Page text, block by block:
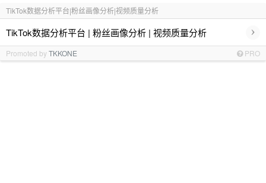
TikTok数据分析平台|粉丝画像分析|视频质量分析
TikTok数据分析平台 | 粉丝画像分析 | 视频质量分析 ›
Promoted byTKKONE PRO